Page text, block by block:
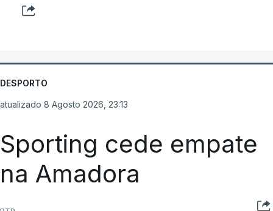
DESPORTO
atualizado 8 Agosto 2026, 23:13
Sporting cede empate
na Amadora